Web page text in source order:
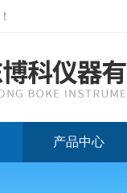
！
产品中心